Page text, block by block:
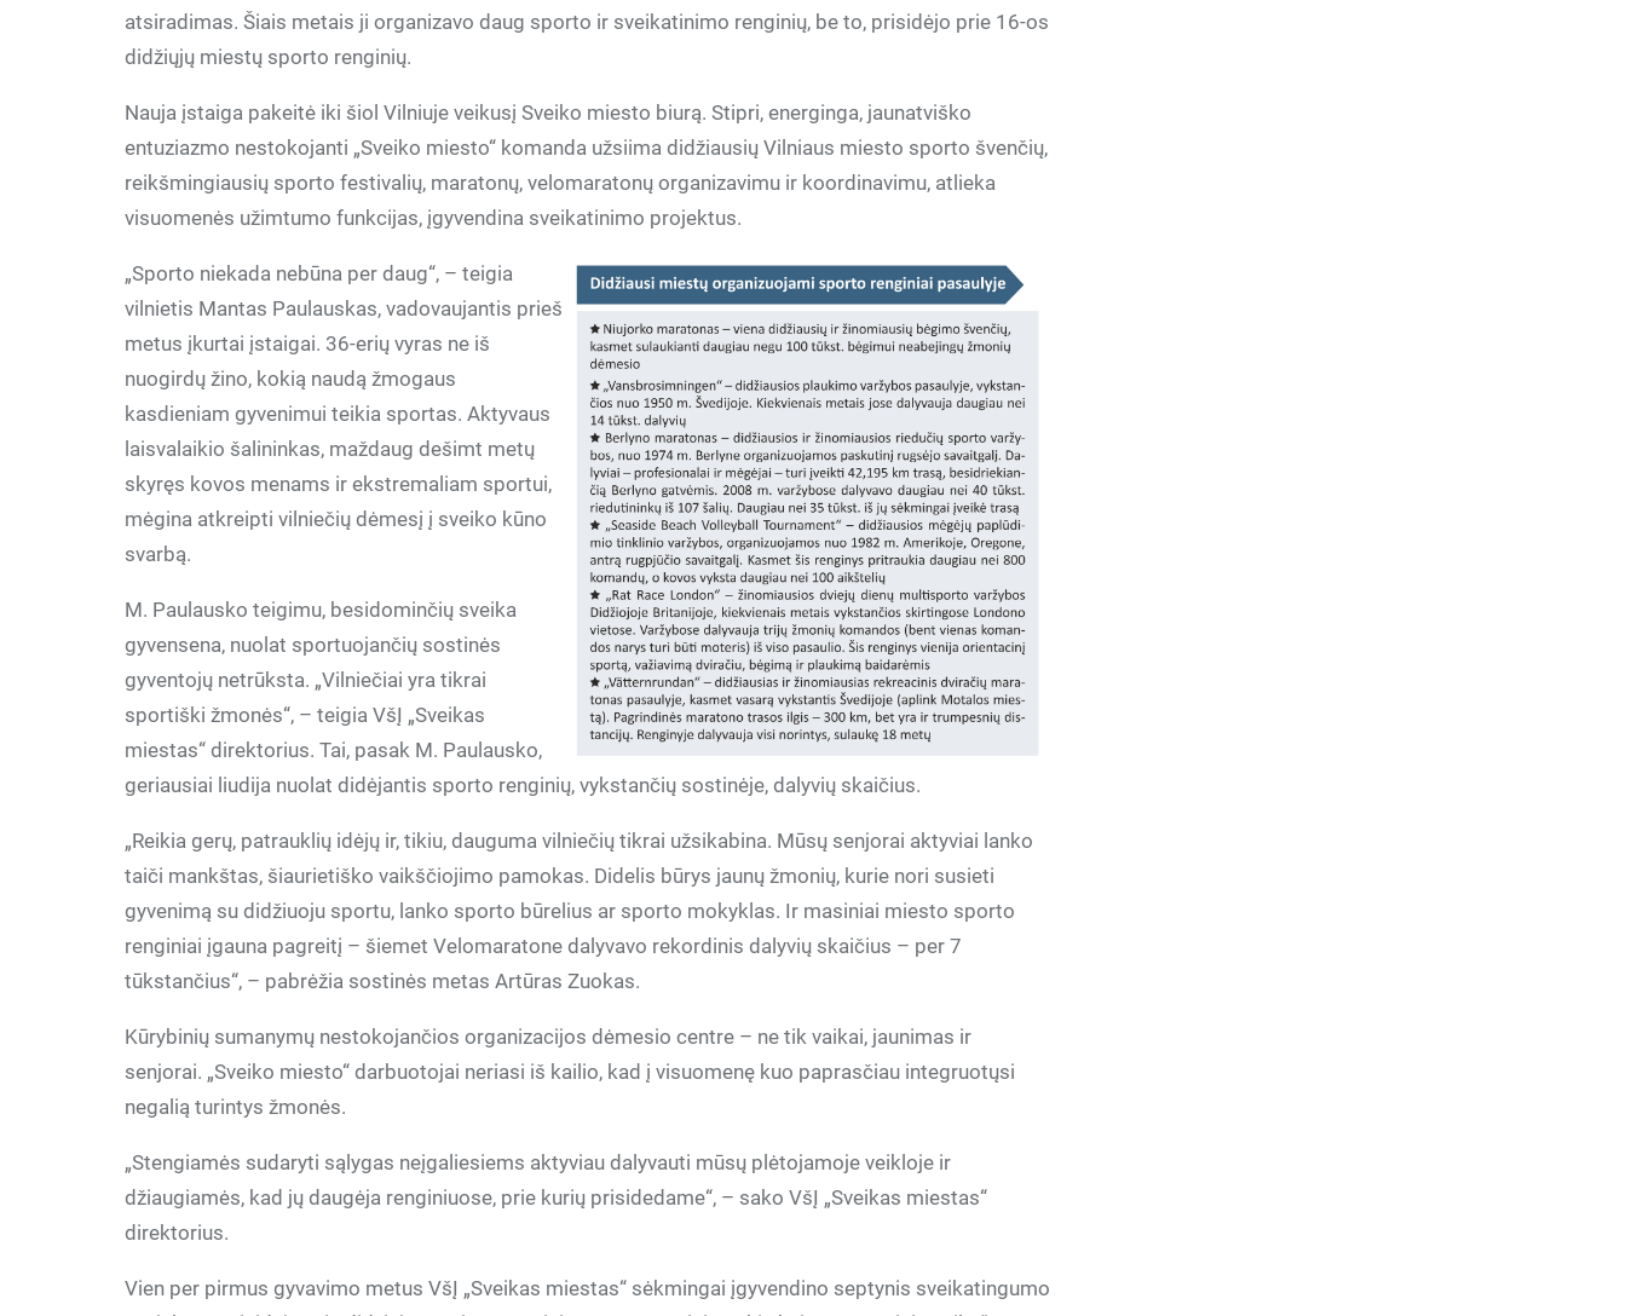
atsiradimas. Šiais metais ji organizavo daug sporto ir sveikatinimo renginių, be to, prisidėjo prie 16-os
didžiųjų miestų sporto renginių.
Nauja įstaiga pakeitė iki šiol Vilniuje veikusį Sveiko miesto biurą. Stipri, energinga, jaunatviško
entuziazmo nestokojanti „Sveiko miesto“ komanda užsiima didžiausių Vilniaus miesto sporto švenčių,
reikšmingiausių sporto festivalių, maratonų, velomaratonų organizavimu ir koordinavimu, atlieka
visuomenės užimtumo funkcijas, įgyvendina sveikatinimo projektus.
„Sporto niekada nebūna per daug“, – teigia
vilnietis Mantas Paulauskas, vadovaujantis prieš
metus įkurtai įstaigai. 36-erių vyras ne iš
nuogirdų žino, kokią naudą žmogaus
kasdieniam gyvenimui teikia sportas. Aktyvaus
laisvalaikio šalininkas, maždaug dešimt metų
skyręs kovos menams ir ekstremaliam sportui,
mėgina atkreipti vilniečių dėmesį į sveiko kūno
svarbą.
M. Paulausko teigimu, besidominčių sveika
gyvensena, nuolat sportuojančių sostinės
gyventojų netrūksta. „Vilniečiai yra tikrai
sportiški žmonės“, – teigia VšĮ „Sveikas
miestas“ direktorius. Tai, pasak M. Paulausko,
geriausiai liudija nuolat didėjantis sporto renginių, vykstančių sostinėje, dalyvių skaičius.
„Reikia gerų, patrauklių idėjų ir, tikiu, dauguma vilniečių tikrai užsikabina. Mūsų senjorai aktyviai lanko
taiči mankštas, šiaurietiško vaikščiojimo pamokas. Didelis būrys jaunų žmonių, kurie nori susieti
gyvenimą su didžiuoju sportu, lanko sporto būrelius ar sporto mokyklas. Ir masiniai miesto sporto
renginiai įgauna pagreitį – šiemet Velomaratone dalyvavo rekordinis dalyvių skaičius – per 7
tūkstančius“, – pabrėžia sostinės metas Artūras Zuokas.
Kūrybinių sumanymų nestokojančios organizacijos dėmesio centre – ne tik vaikai, jaunimas ir
senjorai. „Sveiko miesto“ darbuotojai neriasi iš kailio, kad į visuomenę kuo paprasčiau integruotųsi
negalią turintys žmonės.
„Stengiamės sudaryti sąlygas neįgaliesiems aktyviau dalyvauti mūsų plėtojamoje veikloje ir
džiaugiamės, kad jų daugėja renginiuose, prie kurių prisidedame“, – sako VšĮ „Sveikas miestas“
direktorius.
Vien per pirmus gyvavimo metus VšĮ „Sveikas miestas“ sėkmingai įgyvendino septynis sveikatingumo